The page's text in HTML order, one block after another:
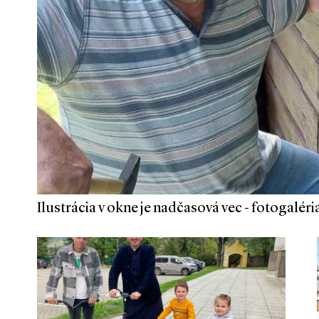
Ilustrácia v okne je nadčasová vec -